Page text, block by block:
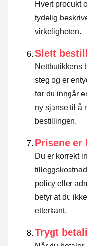
Hvert produkt
tydelig
virkeligheten.
Slett
Nettbutikkens
steg og er
før du inngår
ny sjanse til å
bestillingen.
Prisene er
Du er korrekt
policy eller
betyr at du
etterkant.
Trygt